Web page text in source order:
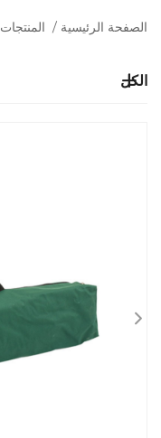
الصفحة الرئيسية / المنتجات
الكل